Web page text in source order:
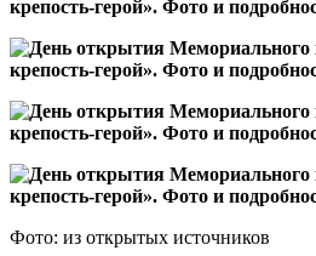
Фото: из открытых источников